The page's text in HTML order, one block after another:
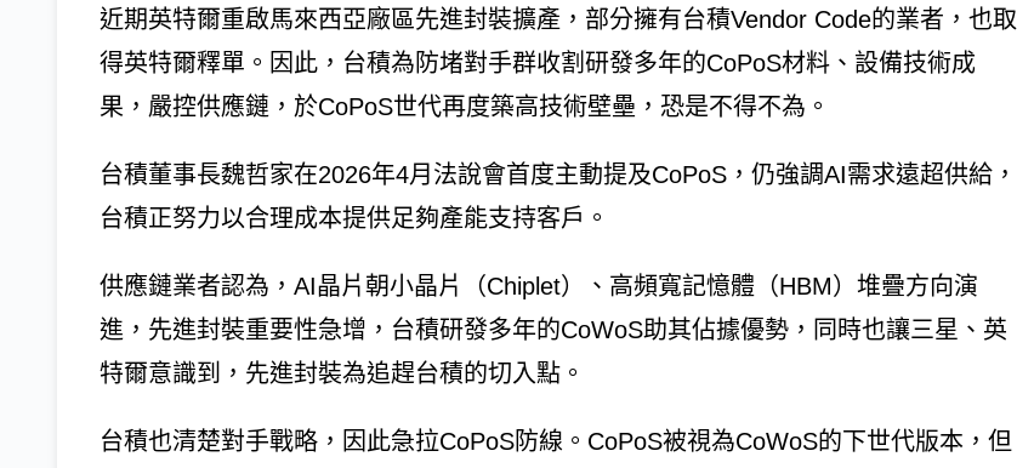
近期英特爾重啟馬來西亞廠區先進封裝擴產，部分擁有台積Vendor Code的業者，也取
得英特爾釋單。因此，台積為防堵對手群收割研發多年的CoPoS材料、設備技術成
果，嚴控供應鏈，於CoPoS世代再度築高技術壁壘，恐是不得不為。
台積董事長魏哲家在2026年4月法說會首度主動提及CoPoS，仍強調AI需求遠超供給，
台積正努力以合理成本提供足夠產能支持客戶。
供應鏈業者認為，AI晶片朝小晶片（Chiplet）、高頻寬記憶體（HBM）堆疊方向演
進，先進封裝重要性急增，台積研發多年的CoWoS助其佔據優勢，同時也讓三星、英
特爾意識到，先進封裝為追趕台積的切入點。
台積也清楚對手戰略，因此急拉CoPoS防線。CoPoS被視為CoWoS的下世代版本，但